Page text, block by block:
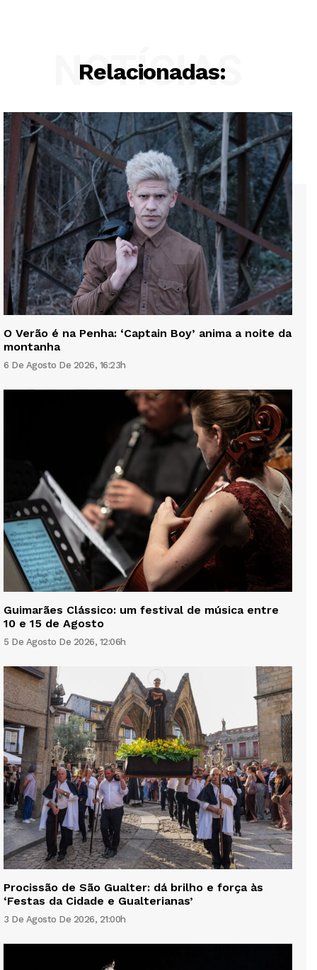
Relacionadas:
NOTÍCIAS
O Verão é na Penha: ‘Captain Boy’ anima a noite da
montanha
6 De Agosto De 2026, 16:23h
Guimarães Clássico: um festival de música entre
10 e 15 de Agosto
5 De Agosto De 2026, 12:06h
Procissão de São Gualter: dá brilho e força às
‘Festas da Cidade e Gualterianas’
3 De Agosto De 2026, 21:00h